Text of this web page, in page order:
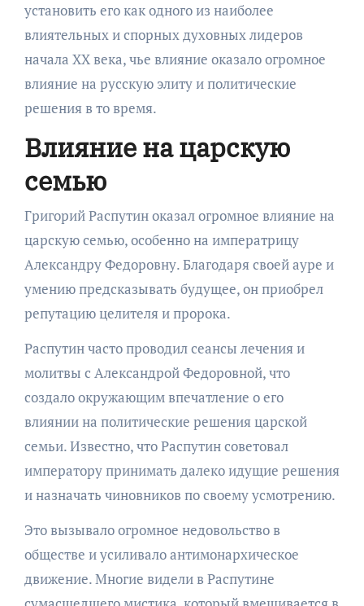
установить его как одного из наиболее
влиятельных и спорных духовных лидеров
начала XX века, чье влияние оказало огромное
влияние на русскую элиту и политические
решения в то время.
Влияние на царскую
семью
Григорий Распутин оказал огромное влияние на
царскую семью, особенно на императрицу
Александру Федоровну. Благодаря своей ауре и
умению предсказывать будущее, он приобрел
репутацию целителя и пророка.
Распутин часто проводил сеансы лечения и
молитвы с Александрой Федоровной, что
создало окружающим впечатление о его
влиянии на политические решения царской
семьи. Известно, что Распутин советовал
императору принимать далеко идущие решения
и назначать чиновников по своему усмотрению.
Это вызывало огромное недовольство в
обществе и усиливало антимонархическое
движение. Многие видели в Распутине